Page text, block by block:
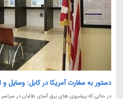
دستور به سفارت آمریکا در کابل: وسایل
در حالی که پیشروی های برق آسای طالبان در سراسر